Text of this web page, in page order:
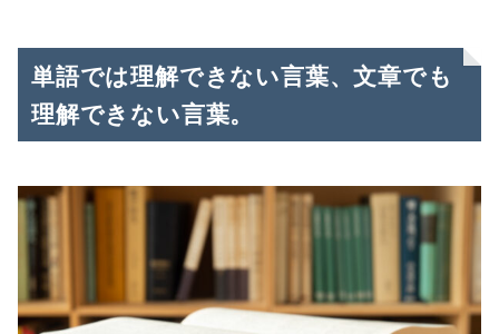
単語では理解できない言葉、文章でも
理解できない言葉。